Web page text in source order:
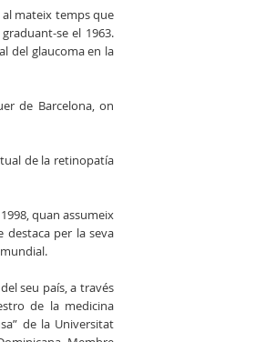
al mateix temps que
se el 1963.
del glaucoma en la
de Barcelona, on
de la retinopatía
quan assumeix
destaca per la seva
seu país, a través
de la medicina
de la Universitat